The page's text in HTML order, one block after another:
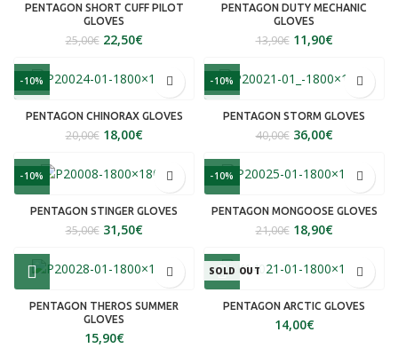
PENTAGON SHORT CUFF PILOT
GLOVES
25,00€ 22,50€
PENTAGON DUTY MECHANIC
GLOVES
13,90€ 11,90€
-10%
PENTAGON CHINORAX GLOVES
20,00€ 18,00€
-10%
PENTAGON STORM GLOVES
40,00€ 36,00€
-10%
PENTAGON STINGER GLOVES
35,00€ 31,50€
-10%
PENTAGON MONGOOSE GLOVES
21,00€ 18,90€
PENTAGON THEROS SUMMER
GLOVES
€
SOLD OUT
PENTAGON ARCTIC GLOVES
€